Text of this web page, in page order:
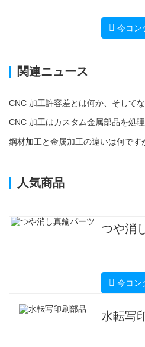
今コン
関連ニュース
鋼材加工と金属加工の違いは何です
人気商品
つや消
今コン
水転写